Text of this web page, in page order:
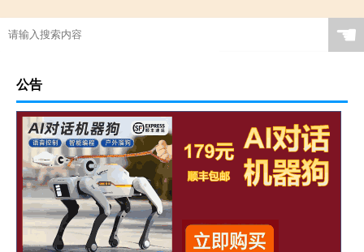
☚
公告